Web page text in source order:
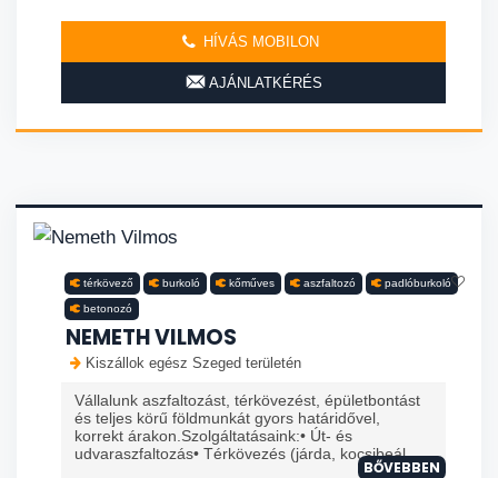
HÍVÁS MOBILON
AJÁNLATKÉRÉS
térkövező burkoló kőműves aszfaltozó padlóburkoló
betonozó
NEMETH VILMOS
Kiszállok egész Szeged területén
Vállalunk aszfaltozást, térkövezést, épületbontást
és teljes körű földmunkát gyors határidővel,
korrekt árakon.Szolgáltatásaink:• Út- és
udvaraszfaltozás• Térkövezés (járda, kocsibeál...
BŐVEBBEN